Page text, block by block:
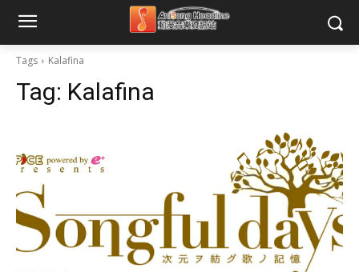
Tags Kalafina
Tag: Kalafina